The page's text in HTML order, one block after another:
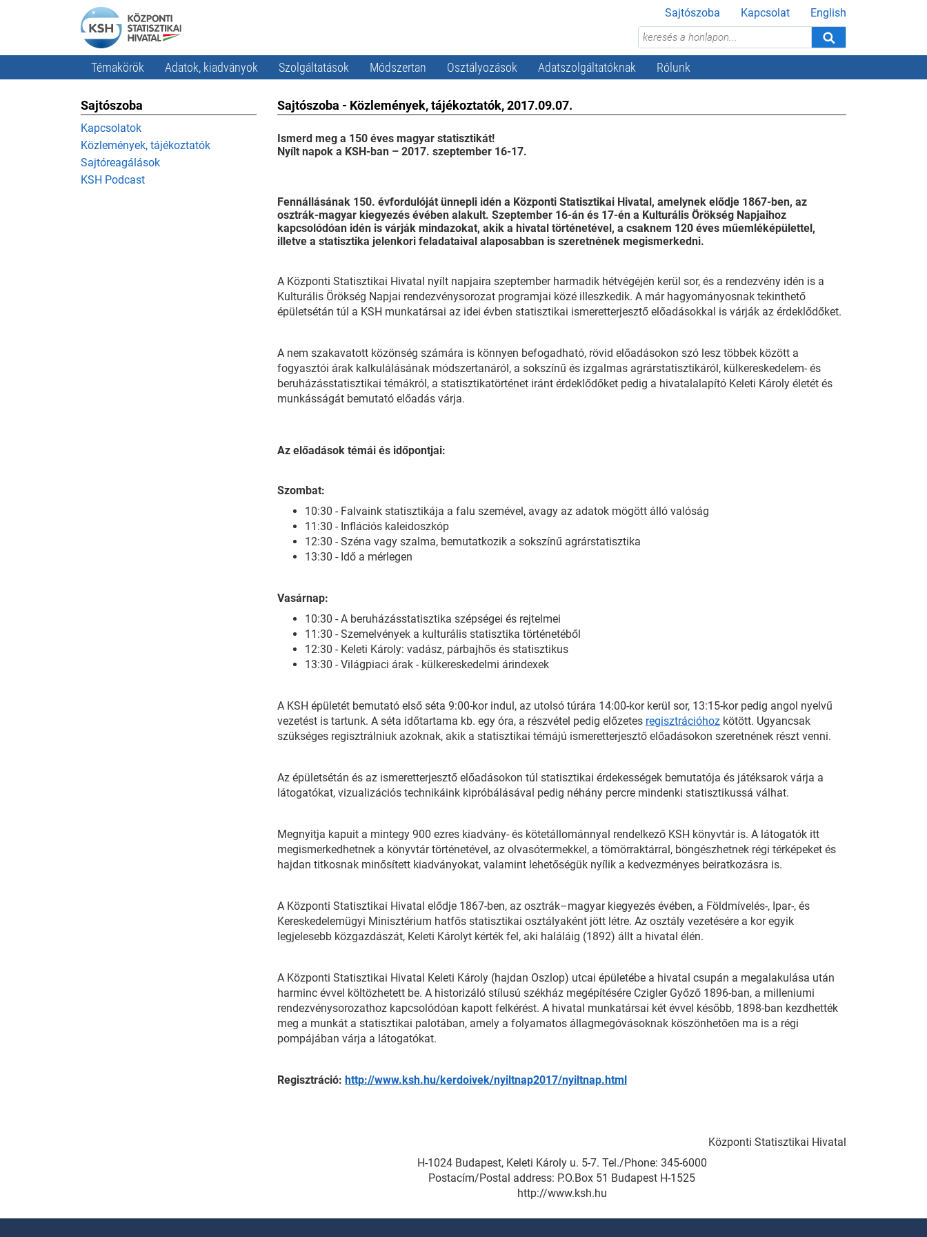
Sajtószoba Kapcsolat English
Témakörök Adatok, kiadványok Szolgáltatások Módszertan Osztályozások Adatszolgáltatóknak Rólunk
Sajtószoba
Kapcsolatok
Közlemények, tájékoztatók
Sajtóreagálások
KSH Podcast
Sajtószoba - Közlemények, tájékoztatók, 2017.09.07.
Ismerd meg a 150 éves magyar statisztikát!
Nyílt napok a KSH-ban – 2017. szeptember 16-17.
Fennállásának 150. évfordulóját ünnepli idén a Központi Statisztikai Hivatal, amelynek elődje 1867-ben, az
osztrák‑magyar kiegyezés évében alakult. Szeptember 16-án és 17-én a Kulturális Örökség Napjaihoz
kapcsolódóan idén is várják mindazokat, akik a hivatal történetével, a csaknem 120 éves műemléképülettel,
illetve a statisztika jelenkori feladataival alaposabban is szeretnének megismerkedni.
A Központi Statisztikai Hivatal nyílt napjaira szeptember harmadik hétvégéjén kerül sor, és a rendezvény idén is a
Kulturális Örökség Napjai rendezvénysorozat programjai közé illeszkedik. A már hagyományosnak tekinthető
épületsétán túl a KSH munkatársai az idei évben statisztikai ismeretterjesztő előadásokkal is várják az érdeklődőket.
A nem szakavatott közönség számára is könnyen befogadható, rövid előadásokon szó lesz többek között a
fogyasztói árak kalkulálásának módszertanáról, a sokszínű és izgalmas agrárstatisztikáról, külkereskedelem- és
beruházásstatisztikai témákról, a statisztikatörténet iránt érdeklődőket pedig a hivatalalapító Keleti Károly életét és
munkásságát bemutató előadás várja.
Az előadások témái és időpontjai:
Szombat:
10:30 - Falvaink statisztikája a falu szemével, avagy az adatok mögött álló valóság
11:30 - Inflációs kaleidoszkóp
12:30 - Széna vagy szalma, bemutatkozik a sokszínű agrárstatisztika
13:30 - Idő a mérlegen
Vasárnap:
10:30 - A beruházásstatisztika szépségei és rejtelmei
11:30 - Szemelvények a kulturális statisztika történetéből
12:30 - Keleti Károly: vadász, párbajhős és statisztikus
13:30 - Világpiaci árak - külkereskedelmi árindexek
A KSH épületét bemutató első séta 9:00-kor indul, az utolsó túrára 14:00-kor kerül sor, 13:15-kor pedig angol nyelvű
vezetést is tartunk. A séta időtartama kb. egy óra, a részvétel pedig előzetes regisztrációhoz kötött. Ugyancsak
szükséges regisztrálniuk azoknak, akik a statisztikai témájú ismeretterjesztő előadásokon szeretnének részt venni.
Az épületsétán és az ismeretterjesztő előadásokon túl statisztikai érdekességek bemutatója és játéksarok várja a
látogatókat, vizualizációs technikáink kipróbálásával pedig néhány percre mindenki statisztikussá válhat.
Megnyitja kapuit a mintegy 900 ezres kiadvány- és kötetállománnyal rendelkező KSH könyvtár is. A látogatók itt
megismerkedhetnek a könyvtár történetével, az olvasótermekkel, a tömörraktárral, böngészhetnek régi térképeket és
hajdan titkosnak minősített kiadványokat, valamint lehetőségük nyílik a kedvezményes beiratkozásra is.
A Központi Statisztikai Hivatal elődje 1867-ben, az osztrák–magyar kiegyezés évében, a Földmívelés-, Ipar-, és
Kereskedelemügyi Minisztérium hatfős statisztikai osztályaként jött létre. Az osztály vezetésére a kor egyik
legjelesebb közgazdászát, Keleti Károlyt kérték fel, aki haláláig (1892) állt a hivatal élén.
A Központi Statisztikai Hivatal Keleti Károly (hajdan Oszlop) utcai épületébe a hivatal csupán a megalakulása után
harminc évvel költözhetett be. A historizáló stílusú székház megépítésére Czigler Győző 1896-ban, a milleniumi
rendezvénysorozathoz kapcsolódóan kapott felkérést. A hivatal munkatársai két évvel később, 1898-ban kezdhették
meg a munkát a statisztikai palotában, amely a folyamatos állagmegóvásoknak köszönhetően ma is a régi
pompájában várja a látogatókat.
Regisztráció: http://www.ksh.hu/kerdoivek/nyiltnap2017/nyiltnap.html
Központi Statisztikai Hivatal
H-1024 Budapest, Keleti Károly u. 5-7. Tel./Phone: 345-6000
Postacím/Postal address: P.O.Box 51 Budapest H-1525
http://www.ksh.hu